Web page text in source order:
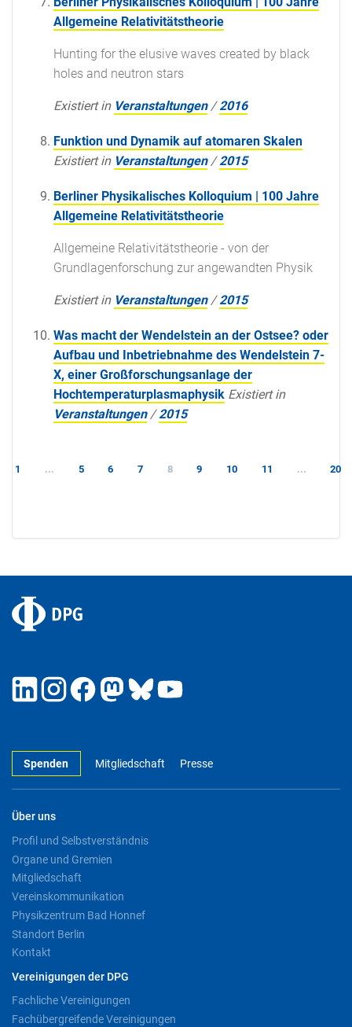
Allgemeine Relativitätstheorie
Hunting for the elusive waves created by black
holes and neutron stars
Existiert in Veranstaltungen /2016
Funktion und Dynamik auf atomaren Skalen
Existiert in Veranstaltungen /2015
Berliner Physikalisches Kolloquium | 100 Jahre
Allgemeine Relativitätstheorie
Allgemeine Relativitätstheorie - von der
Grundlagenforschung zur angewandten Physik
Existiert in Veranstaltungen /2015
Was macht der Wendelstein an der Ostsee? oder
Aufbau und Inbetriebnahme des Wendelstein 7-
X, einer Großforschungsanlage der
Hochtemperaturplasmaphysik Existiert in
Veranstaltungen /2015
1 ... 5 6 7 8 9 10 11 ... 20
Spenden Mitgliedschaft Presse
Über uns
Profil und Selbstverständnis
Organe und Gremien
Mitgliedschaft
Vereinskommunikation
Physikzentrum Bad Honnef
Standort Berlin
Kontakt
Vereinigungen der DPG
Fachliche Vereinigungen
Fachübergreifende Vereinigungen